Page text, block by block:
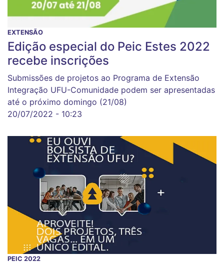
EXTENSÃO
Edição especial do Peic Estes 2022
recebe inscrições
Submissões de projetos ao Programa de Extensão
Integração UFU-Comunidade podem ser apresentadas
até o próximo domingo (21/08)
20/07/2022 - 10:23
PEIC 2022